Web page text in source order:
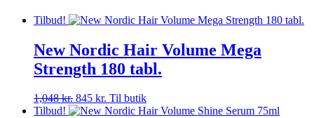
Tilbud!
New Nordic Hair Volume Mega
Strength 180 tabl.
1,048kr. Den
oprindelige
845 kr. Den
aktuelle
Til butik
Tilbud!